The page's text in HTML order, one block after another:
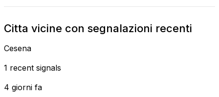
Citta vicine con segnalazioni recenti
Cesena
1 recent signals
4 giorni fa